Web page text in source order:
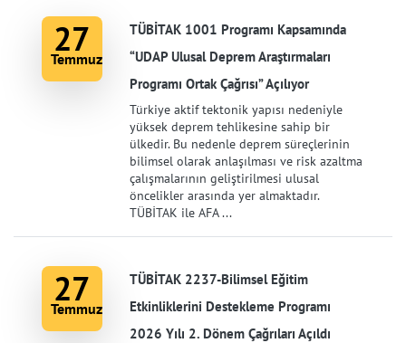
27
Temmuz
TÜBİTAK 1001 Programı Kapsamında
“UDAP Ulusal Deprem Araştırmaları
Programı Ortak Çağrısı” Açılıyor
Türkiye aktif tektonik yapısı nedeniyle
yüksek deprem tehlikesine sahip bir
ülkedir. Bu nedenle deprem süreçlerinin
bilimsel olarak anlaşılması ve risk azaltma
çalışmalarının geliştirilmesi ulusal
öncelikler arasında yer almaktadır.
TÜBİTAK ile AFA ...
27
Temmuz
TÜBİTAK 2237-Bilimsel Eğitim
Etkinliklerini Destekleme Programı
2026 Yılı 2. Dönem Çağrıları Açıldı